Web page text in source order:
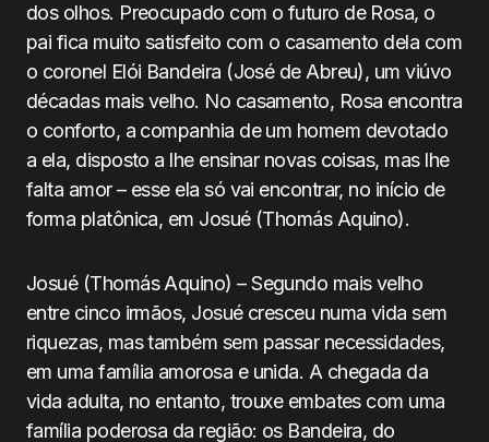
dos olhos. Preocupado com o futuro de Rosa, o
pai fica muito satisfeito com o casamento dela com
o coronel Elói Bandeira (José de Abreu), um viúvo
décadas mais velho. No casamento, Rosa encontra
o conforto, a companhia de um homem devotado
a ela, disposto a lhe ensinar novas coisas, mas lhe
falta amor – esse ela só vai encontrar, no início de
forma platônica, em Josué (Thomás Aquino).
Josué (Thomás Aquino) – Segundo mais velho
entre cinco irmãos, Josué cresceu numa vida sem
riquezas, mas também sem passar necessidades,
em uma família amorosa e unida. A chegada da
vida adulta, no entanto, trouxe embates com uma
família poderosa da região: os Bandeira, do